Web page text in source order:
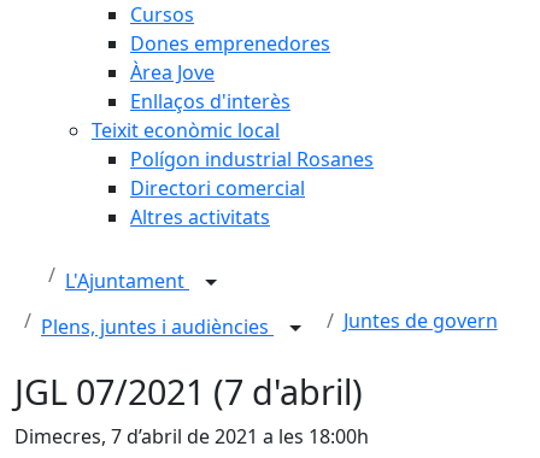
Cursos
Dones emprenedores
Àrea Jove
Enllaços d'interès
Teixit econòmic local
Polígon industrial Rosanes
Directori comercial
Altres activitats
L'Ajuntament
Plens, juntes i audiències
Juntes de govern
JGL 07/2021 (7 d'abril)
Dimecres, 7 d’abril de 2021 a les 18:00h